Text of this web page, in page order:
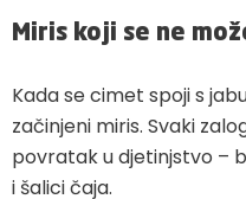
Miris koji se ne
Kada se cimet spoji s
začinjeni miris. Svaki
povratak u djetinjstvo –
i šalici čaja.